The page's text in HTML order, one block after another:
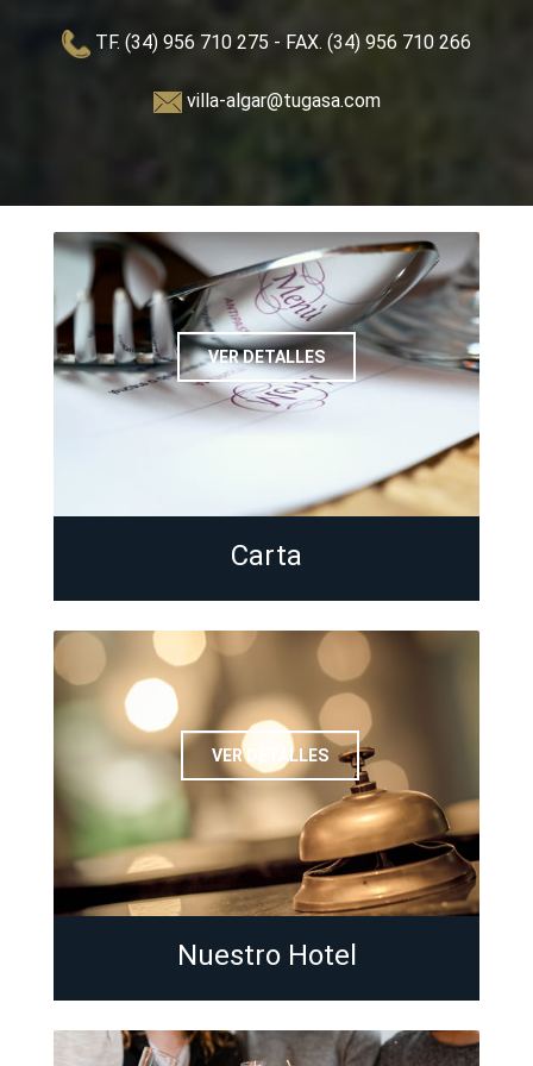
TF. (34) 956 710 275 - FAX. (34) 956 710 266
villa-algar@tugasa.com
VER DETALLES
Carta
VER DETALLES
Nuestro Hotel